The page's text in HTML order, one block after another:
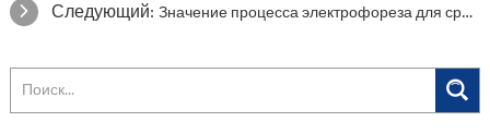
Следующий: Значение процесса электрофореза для срока службы водяных насосов